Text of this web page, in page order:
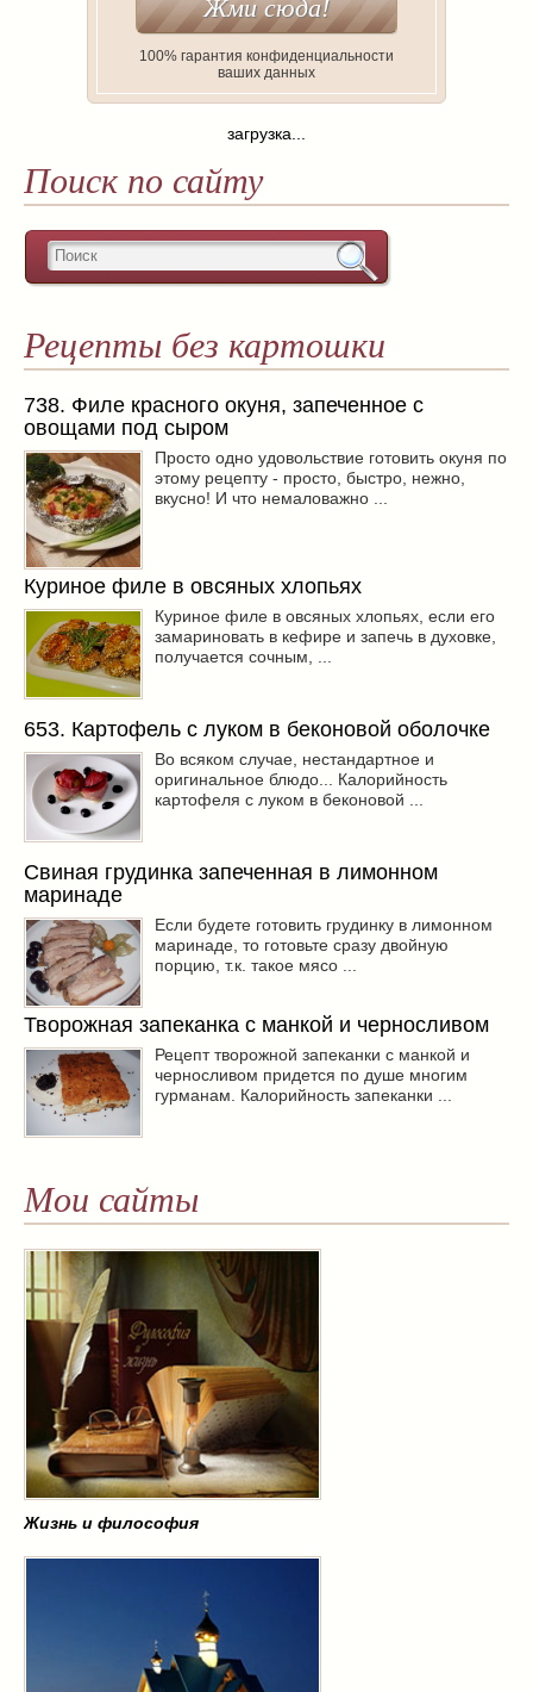
100% гарантия конфиденциальности
ваших данных
загрузка...
Поиск по сайту
Рецепты без картошки
738. Филе красного окуня, запеченное с
овощами под сыром
Просто одно удовольствие готовить окуня по
этому рецепту - просто, быстро, нежно,
вкусно! И что немаловажно ...
Куриное филе в овсяных хлопьях
Куриное филе в овсяных хлопьях, если его
замариновать в кефире и запечь в духовке,
получается сочным, ...
653. Картофель с луком в беконовой оболочке
Во всяком случае, нестандартное и
оригинальное блюдо... Калорийность
картофеля с луком в беконовой ...
Свиная грудинка запеченная в лимонном
маринаде
Если будете готовить грудинку в лимонном
маринаде, то готовьте сразу двойную
порцию, т.к. такое мясо ...
Творожная запеканка с манкой и черносливом
Рецепт творожной запеканки с манкой и
черносливом придется по душе многим
гурманам. Калорийность запеканки ...
Мои сайты
Жизнь и философия